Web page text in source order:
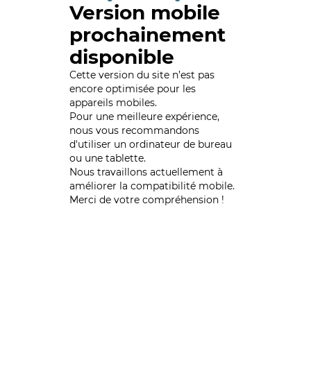
Version mobile
prochainement
disponible
Cette version du site n’est pas
encore optimisée pour les
appareils mobiles.
Pour une meilleure expérience,
nous vous recommandons
d'utiliser un ordinateur de bureau
ou une tablette.
Nous travaillons actuellement à
améliorer la compatibilité mobile.
Merci de votre compréhension !